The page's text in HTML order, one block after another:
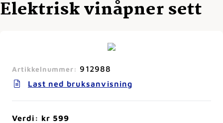
Elektrisk vinåpner sett
Artikkelnummer: 912988
Last ned bruksanvisning
Verdi: kr 599